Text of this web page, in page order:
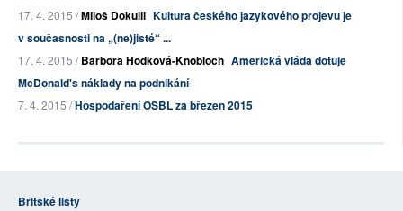
17. 4. 2015 /Miloš Dokulil Kultura českého jazykového projevu je
v současnosti na „(ne)jisté“ ...
17. 4. 2015 /Barbora Hodková-Knobloch Americká vláda dotuje
McDonald's náklady na podnikání
7. 4. 2015 /Hospodaření OSBL za březen 2015
Britské listy